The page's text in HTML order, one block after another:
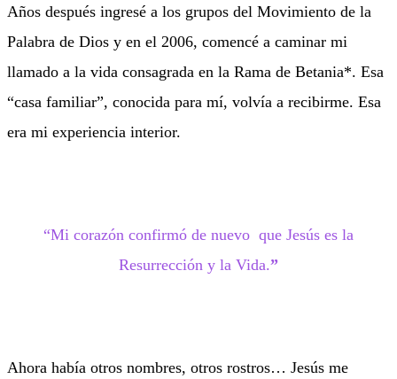
Años después ingresé a los grupos del Movimiento de la
Palabra de Dios y en el 2006, comencé a caminar mi
llamado a la vida consagrada en la Rama de Betania*. Esa
“casa familiar”, conocida para mí, volvía a recibirme. Esa
era mi experiencia interior.
“Mi corazón confirmó de nuevo que Jesús es la
Resurrección y la Vida.”
Ahora había otros nombres, otros rostros… Jesús me